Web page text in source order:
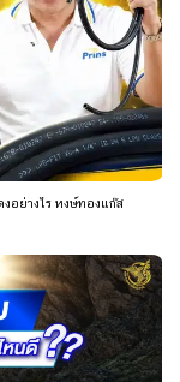
อย่างไร หงษ์ทองแก๊ส